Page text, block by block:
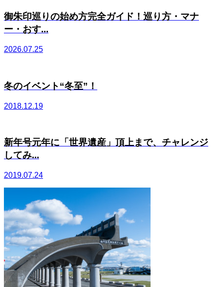
御朱印巡りの始め方完全ガイド！巡り方・マナ
ー・おす...
2026.07.25
冬のイベント“冬至”！
2018.12.19
新年号元年に「世界遺産」頂上まで、チャレンジ
してみ...
2019.07.24